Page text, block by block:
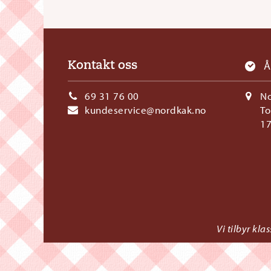
Kontakt oss
69 31 76 00
kundeservice@nordkak.no
Vi tilbyr